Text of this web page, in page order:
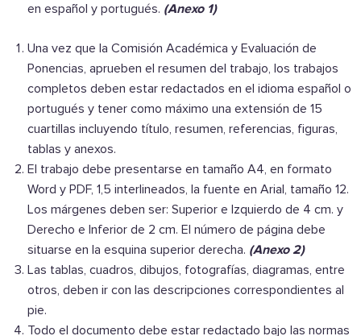
en español y portugués. (Anexo 1)
Una vez que la Comisión Académica y Evaluación de
Ponencias, aprueben el resumen del trabajo, los trabajos
completos deben estar redactados en el idioma español o
portugués y tener como máximo una extensión de 15
cuartillas incluyendo título, resumen, referencias, figuras,
tablas y anexos.
El trabajo debe presentarse en tamaño A4, en formato
Word y PDF, 1,5 interlineados, la fuente en Arial, tamaño 12.
Los márgenes deben ser: Superior e Izquierdo de 4 cm. y
Derecho e Inferior de 2 cm. El número de página debe
situarse en la esquina superior derecha. (Anexo 2)
Las tablas, cuadros, dibujos, fotografías, diagramas, entre
otros, deben ir con las descripciones correspondientes al
pie.
Todo el documento debe estar redactado bajo las normas